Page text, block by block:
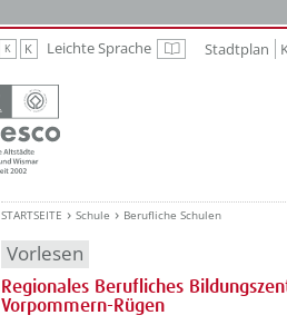
K K Leichte Sprache Leichte Sprache
Stadtplan
STARTSEITE Schule Berufliche Schulen
Vorlesen
Regionales Berufliches
Vorpommern-Rügen